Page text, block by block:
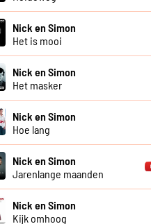
Nick en Simon
Het is mooi
Nick en Simon
Het masker
Nick en Simon
Hoe lang
Nick en Simon
Jarenlange maanden
Nick en Simon
Kijk omhoog